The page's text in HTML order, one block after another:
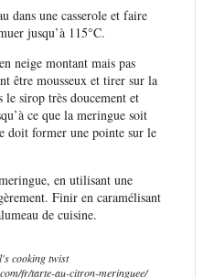
dans une casserole et faire
jusqu’à 115°C.
neige montant mais pas
être mousseux et tirer sur la
sirop très doucement et
ce que la meringue soit
doit former une pointe sur le
en utilisant une
Finir en caramélisant
de cuisine.
cooking twist
fr/tarte-au-citron-meringuee/